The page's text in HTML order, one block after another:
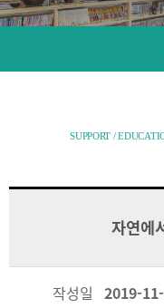
SUPPORT /
자연에
작성일 2019-